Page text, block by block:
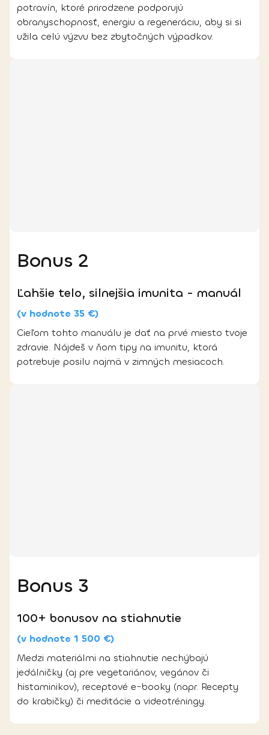
potravín, ktoré prirodzene podporujú
obranyschopnosť, energiu a regeneráciu, aby si si
užila celú výzvu bez zbytočných výpadkov.
Bonus 2
Ľahšie telo, silnejšia imunita - manuál
(v hodnote 35 €)
Cieľom tohto manuálu je dať na prvé miesto tvoje
zdravie. Nájdeš v ňom tipy na imunitu, ktorá
potrebuje posilu najmä v zimných mesiacoch.
Bonus 3
100+ bonusov na stiahnutie
(v hodnote 1 500 €)
Medzi materiálmi na stiahnutie nechýbajú
jedálničky (aj pre vegetariánov, vegánov či
histaminikov), receptové e-booky (napr. Recepty
do krabičky) či meditácie a videotréningy.